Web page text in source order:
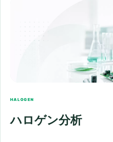
HALOGEN
ハロゲン分析